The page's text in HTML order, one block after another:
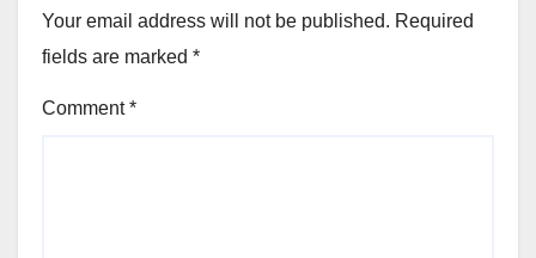
Your email address will not be published. Required
fields are marked *
Comment*